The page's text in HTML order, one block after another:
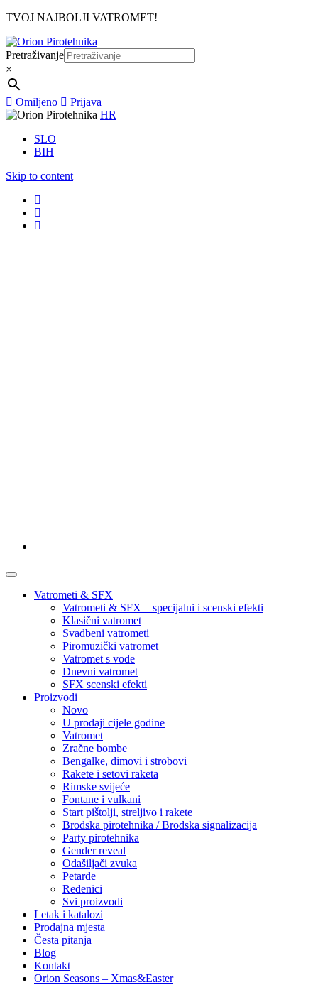
TVOJ NAJBOLJI VATROMET!
Pretraživanje
×
Omiljeno
Prijava
HR
SLO
BIH
Skip to content
Vatrometi & SFX
Vatrometi & SFX – specijalni i scenski efekti
Klasični vatromet
Svadbeni vatrometi
Piromuzički vatromet
Vatromet s vode
Dnevni vatromet
SFX scenski efekti
Proizvodi
Novo
U prodaji cijele godine
Vatromet
Zračne bombe
Bengalke, dimovi i strobovi
Rakete i setovi raketa
Rimske svijeće
Fontane i vulkani
Start pištolji, streljivo i rakete
Brodska pirotehnika / Brodska signalizacija
Party pirotehnika
Gender reveal
Odašiljači zvuka
Petarde
Redenici
Svi proizvodi
Letak i katalozi
Prodajna mjesta
Česta pitanja
Blog
Kontakt
Orion Seasons – Xmas&Easter